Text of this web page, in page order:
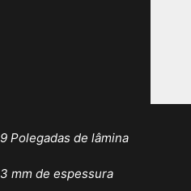
9 Polegadas de lâmina
3 mm de espessura